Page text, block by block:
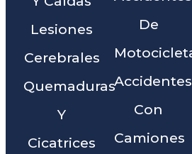
Lesiones
Cerebrales
Quemaduras
Y
Cicatrices
De
Accidentes
Con
Camiones